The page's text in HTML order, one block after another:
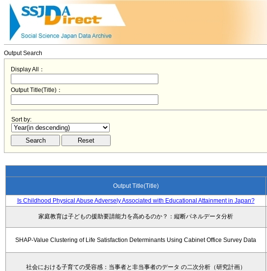
Output Search
Display All：
Output Title(Title)：
Sort by:
Output Title(Title)
Is Childhood Physical Abuse Adversely Associated with Educational Attainment in Japan?
家庭教育は子どもの援助要請能力を高めるのか？：縦断パネルデータ分析
SHAP-Value Clustering of Life Satisfaction Determinants Using Cabinet Office Survey Data
社会における子育ての受容感：当事者と非当事者のデータ の二次分析（研究計画）